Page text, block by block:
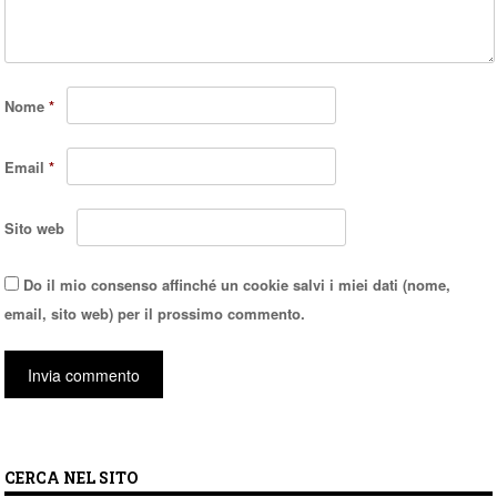
Nome*
Email*
Sito web
Do il mio consenso affinché un cookie salvi i miei dati (nome,
email, sito web) per il prossimo commento.
CERCA NEL SITO